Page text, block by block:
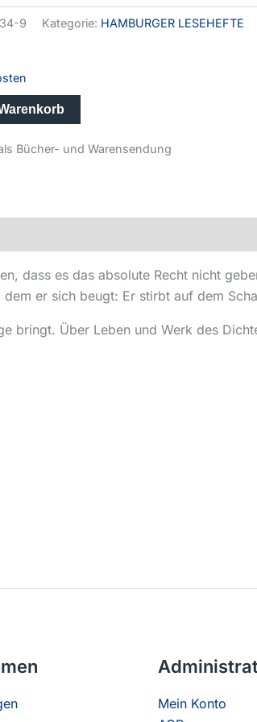
9 Kategorie: HAMBURGER LESEHEFTE
Bücher- und Warensendung
dass es das absolute Recht nicht
er sich beugt: Er stirbt auf dem
bringt. Über Leben und Werk des
Mein Konto